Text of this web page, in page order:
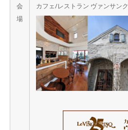
会
場
カフェ/レストラン ヴァンサンク